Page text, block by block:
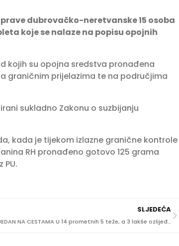
dubrovačko-neretvanske 15 osoba
koje se nalaze na popisu opojnih
kojih su opojna sredstva pronađena
graničnim prijelazima te na područjima
sukladno Zakonu o suzbijanju
kada je tijekom izlazne granične kontrole
RH pronađeno gotovo 125 grama
SLJEDEĆA
TJEDAN NA CESTAMA U 14 prometnih 5 teže, a 3 lakše ozlijeđenih